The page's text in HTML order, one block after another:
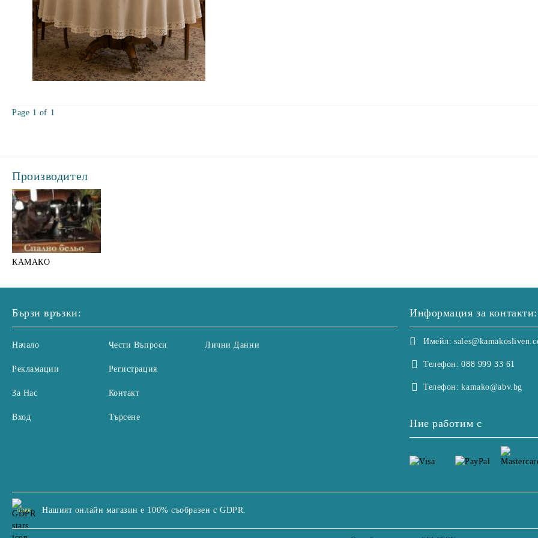
Page 1 of 1
Производител
КАМАКО
Бързи връзки:
Начало
Рекламации
За Нас
Вход
Чести Въпроси
Регистрация
Контакт
Търсене
Лични Данни
Информация за контакти:
Имейл:
Телефон: 088 999 33 61
Телефон: kamako@abv.bg
Ние работим с
GDPR Нашият онлайн магазин е 100% съобразен с GDPR.